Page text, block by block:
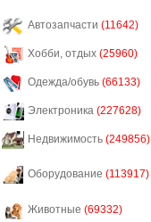
Автозапчасти (11642)
Хобби, отдых (25960)
Одежда/обувь (66133)
Электроника (227628)
Недвижимость (249856)
Оборудование (113917)
Животные (69332)